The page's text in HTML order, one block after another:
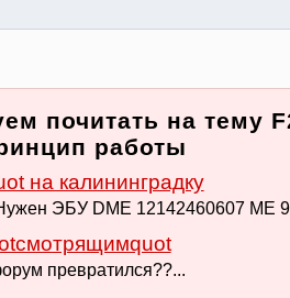
почитать на тему
работы
на калининградку
ЭБУ DME 12142460607 ME
превратился??...